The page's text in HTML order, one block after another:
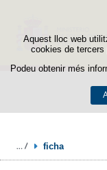
Aquest lloc web
cookies de tercers
Podeu obtenir més
ficha